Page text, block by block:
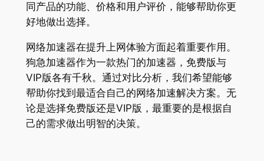
同产品的功能、价格和用户评价，能够帮助你更
好地做出选择。
网络加速器在提升上网体验方面起着重要作用。
狗急加速器作为一款热门的加速器，免费版与
VIP版各有千秋。通过对比分析，我们希望能够
帮助你找到最适合自己的网络加速解决方案。无
论是选择免费版还是VIP版，最重要的是根据自
己的需求做出明智的决策。